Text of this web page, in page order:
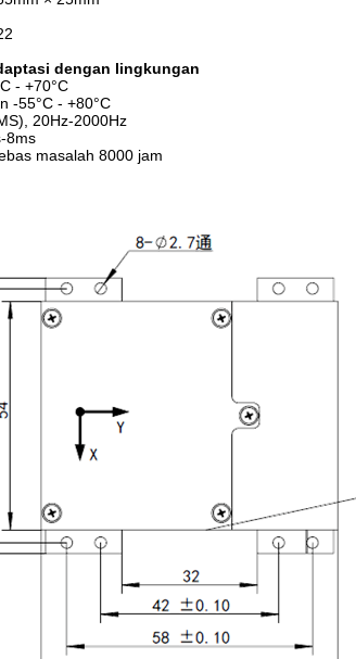
dengan lingkungan
- +70°C
-55°C - +80°C
20Hz-2000Hz
8ms
masalah 8000 jam